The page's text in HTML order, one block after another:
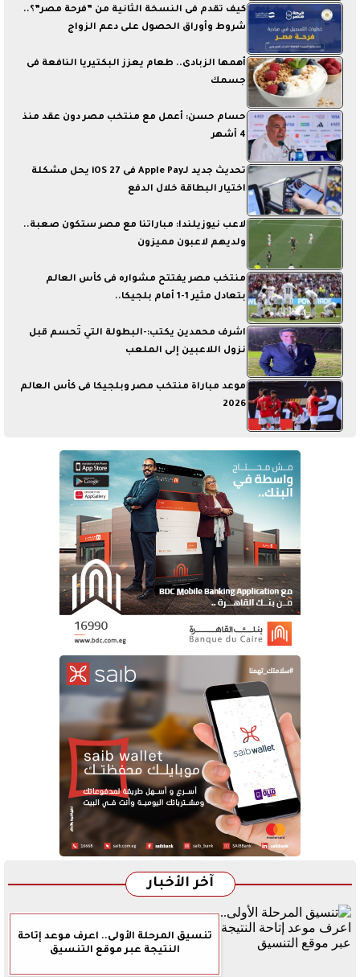
كيف تقدم فى النسخة الثانية من ”فرحة مصر”؟..
شروط وأوراق الحصول على دعم الزواج
أهمها الزبادى.. طعام يعزز البكتيريا النافعة فى
جسمك
حسام حسن: أعمل مع منتخب مصر دون عقد منذ
4 أشهر
تحديث جديد لـApple Pay فى iOS 27 يحل مشكلة
اختيار البطاقة خلال الدفع
لاعب نيوزيلندا: مباراتنا مع مصر ستكون صعبة..
ولديهم لاعبون مميزون
منتخب مصر يفتتح مشواره فى كأس العالم
بتعادل مثير 1-1 أمام بلجيكا..
اشرف محمدين يكتب:-البطولة التي تُحسم قبل
نزول اللاعبين إلى الملعب
موعد مباراة منتخب مصر وبلجيكا فى كأس العالم
2026
آخر الأخبار
تنسيق المرحلة الأولى.. اعرف موعد إتاحة
النتيجة عبر موقع التنسيق